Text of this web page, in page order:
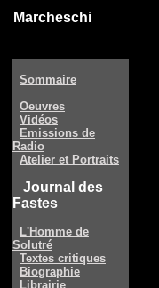
Marcheschi
Sommaire
Oeuvres
Vidéos
Emissions de
Radio
Atelier et Portraits
Journal des
Fastes
L'Homme de
Solutré
Textes critiques
Biographie
Librairie